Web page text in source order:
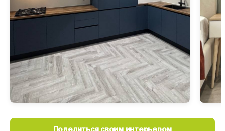
+7(499) 968-44-20
ТРЦ КитМолл Кухни
143404, ул. Ленина, 2, ТРЦ КитМолл, 3-й этаж
+7 (499) 995-00-59
ТРЦ КитМолл
143404, ул. Ленина, 2, ТРЦ КитМолл, 2-й этаж
+7 (499) 995-00-65
140011, Новорязанское шоссе, дом 3 (3 этаж)